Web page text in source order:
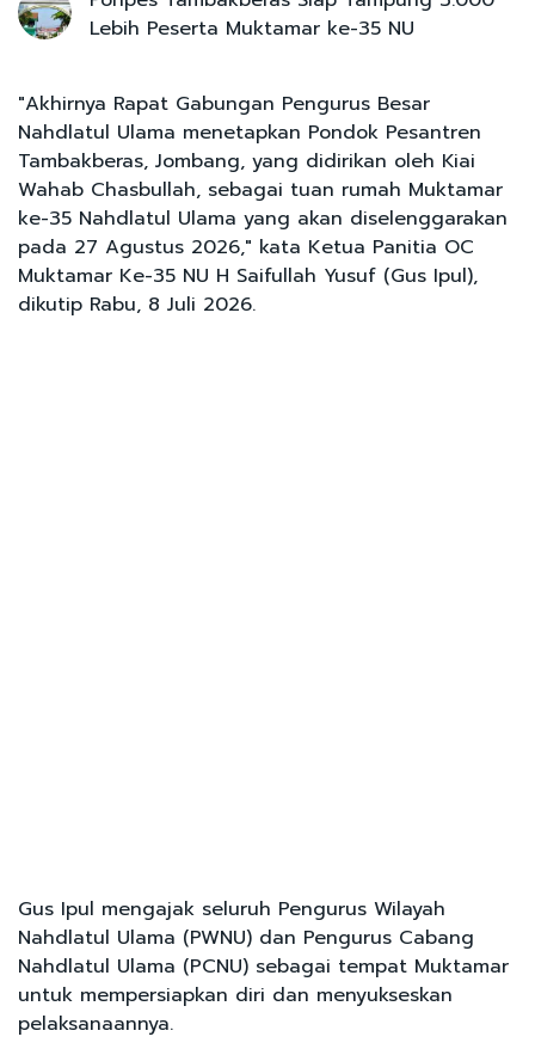
Lebih Peserta Muktamar ke-35 NU
"Akhirnya Rapat Gabungan Pengurus Besar
Nahdlatul Ulama menetapkan Pondok Pesantren
Tambakberas, Jombang, yang didirikan oleh Kiai
Wahab Chasbullah, sebagai tuan rumah Muktamar
ke-35 Nahdlatul Ulama yang akan diselenggarakan
pada 27 Agustus 2026," kata Ketua Panitia OC
Muktamar Ke-35 NU H Saifullah Yusuf (Gus Ipul),
dikutip Rabu, 8 Juli 2026.
Gus Ipul mengajak seluruh Pengurus Wilayah
Nahdlatul Ulama (PWNU) dan Pengurus Cabang
Nahdlatul Ulama (PCNU) sebagai tempat Muktamar
untuk mempersiapkan diri dan menyukseskan
pelaksanaannya.